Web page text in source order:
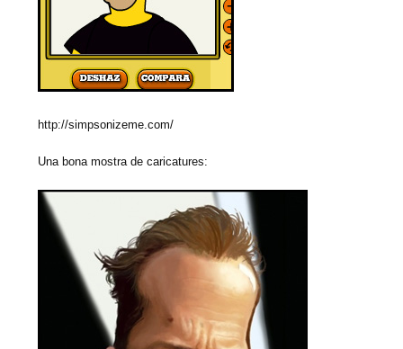
http://simpsonizeme.com/
Una bona mostra de caricatures: